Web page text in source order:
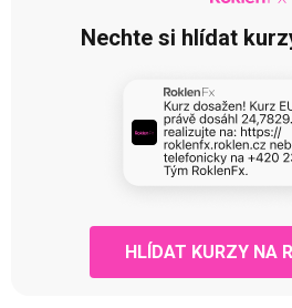
Nechte si hlídat
HLÍDAT KURZY NA